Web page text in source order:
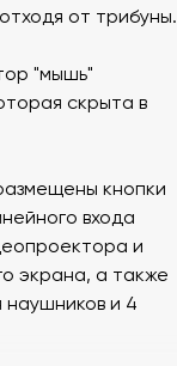
от трибуны.
"мышь"
скрыта в
кнопки
входа
и
экрана, а также
и 4